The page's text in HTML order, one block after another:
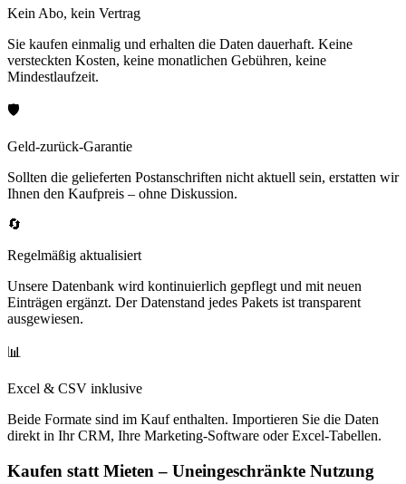
Kein Abo, kein Vertrag
Sie kaufen einmalig und erhalten die Daten dauerhaft. Keine
versteckten Kosten, keine monatlichen Gebühren, keine
Mindestlaufzeit.
🛡️
Geld-zurück-Garantie
Sollten die gelieferten Postanschriften nicht aktuell sein, erstatten wir
Ihnen den Kaufpreis – ohne Diskussion.
🔄
Regelmäßig aktualisiert
Unsere Datenbank wird kontinuierlich gepflegt und mit neuen
Einträgen ergänzt. Der Datenstand jedes Pakets ist transparent
ausgewiesen.
📊
Excel & CSV inklusive
Beide Formate sind im Kauf enthalten. Importieren Sie die Daten
direkt in Ihr CRM, Ihre Marketing-Software oder Excel-Tabellen.
Kaufen statt Mieten – Uneingeschränkte Nutzung